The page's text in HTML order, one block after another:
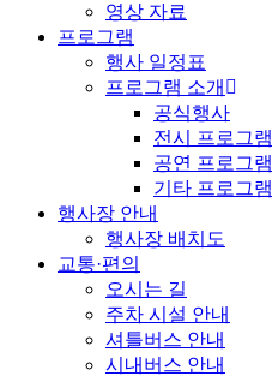
영상 자료
프로그램
행사 일정표
프로그램 소개
공식행사
전시 프로그램
공연 프로그램
기타 프로그램
행사장 안내
행사장 배치도
교통·편의
오시는 길
주차 시설 안내
셔틀버스 안내
시내버스 안내